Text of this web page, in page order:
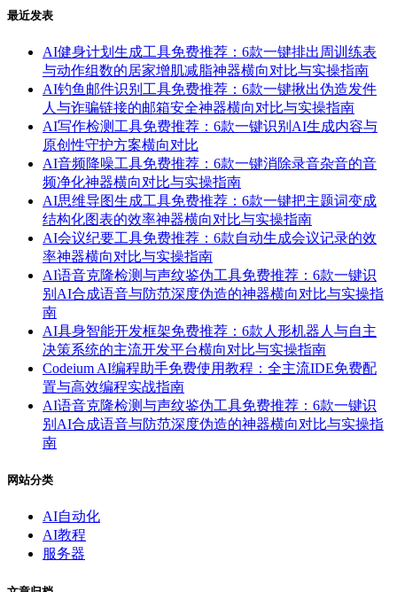
最近发表
AI健身计划生成工具免费推荐：6款一键排出周训练表
与动作组数的居家增肌减脂神器横向对比与实操指南
AI钓鱼邮件识别工具免费推荐：6款一键揪出伪造发件
人与诈骗链接的邮箱安全神器横向对比与实操指南
AI写作检测工具免费推荐：6款一键识别AI生成内容与
原创性守护方案横向对比
AI音频降噪工具免费推荐：6款一键消除录音杂音的音
频净化神器横向对比与实操指南
AI思维导图生成工具免费推荐：6款一键把主题词变成
结构化图表的效率神器横向对比与实操指南
AI会议纪要工具免费推荐：6款自动生成会议记录的效
率神器横向对比与实操指南
AI语音克隆检测与声纹鉴伪工具免费推荐：6款一键识
别AI合成语音与防范深度伪造的神器横向对比与实操指
南
AI具身智能开发框架免费推荐：6款人形机器人与自主
决策系统的主流开发平台横向对比与实操指南
Codeium AI编程助手免费使用教程：全主流IDE免费配
置与高效编程实战指南
AI语音克隆检测与声纹鉴伪工具免费推荐：6款一键识
别AI合成语音与防范深度伪造的神器横向对比与实操指
南
网站分类
AI自动化
AI教程
服务器